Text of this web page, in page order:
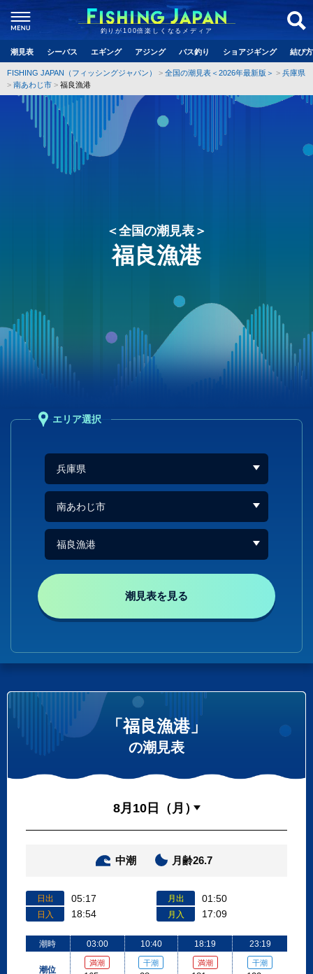
釣りが100倍楽しくなるメディア
潮見表 シーバス エギング アジング バス釣り ショアジギング 結び
FISHING JAPAN（フィッシングジャパン） 全国の潮見表＜2026年最新版＞
兵庫県
南あわじ市
福良漁港
＜全国の潮見表＞
福良漁港
エリア選択
潮見表を見る
「福良漁港」
の潮見表
中潮 月齢26.7
日出 05:17
日入 18:54
月出 01:50
月入 17:09
潮時
潮位
03:00
満潮
10:40
干潮
18:19
満潮
23:19
干潮